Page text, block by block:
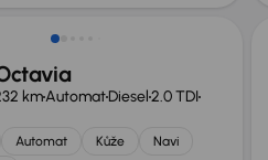
kmAutomatDiesel2.0 TDI
Automat Kůže
Navi